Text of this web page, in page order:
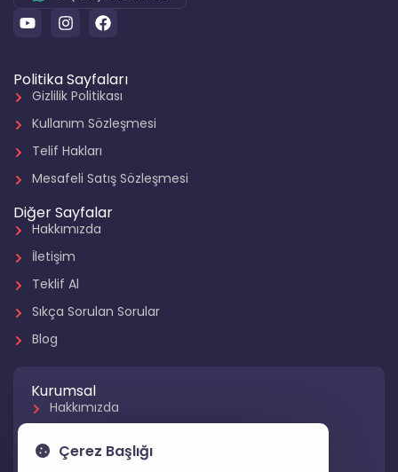
Politika Sayfaları
Gizlilik Politikası
Kullanım Sözleşmesi
Telif Hakları
Mesafeli Satış Sözleşmesi
Diğer Sayfalar
Hakkımızda
İletişim
Teklif Al
Sıkça Sorulan Sorular
Blog
Kurumsal
Hakkımızda
Hizmetlerimiz
Çerez Başlığı